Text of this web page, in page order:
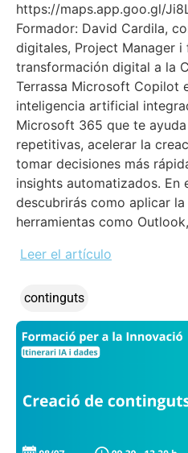
https://maps.app.goo.gl/
Formador: David Cardila,
digitales, Project Manager
transformación digital a la
Terrassa Microsoft Copilot
inteligencia artificial
Microsoft 365 que te
repetitivas, acelerar la
tomar decisiones más
insights automatizados. En
descubrirás como aplicar
herramientas como
Leer el artículo
continguts